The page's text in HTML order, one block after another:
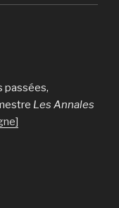
passées,
Les Annales